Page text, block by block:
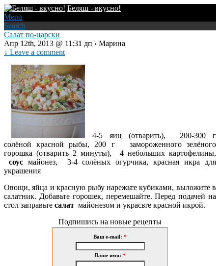
Беляш - вкусно!
Menu
Search
Салат по-царски
Апр 12th, 2013 @ 11:31 дп › Марина
↓ Leave a comment
4-5 яиц (отварить), 200-300 г
солёной красной рыбы, 200 г замороженного зелёного
горошка (отварить 2 минуты), 4 небольших картофелины,
соусмайонез, 3-4 солёных огурчика, красная икра для
украшения
Овощи, яйца и красную рыбу нарежьтекубиками, выложите в
салатник. Добавьте горошек, перемешайте. Перед подачей на
стол заправьте салат майонезом и украсьте красной икрой.
Подпишись на новые рецепты
Ваш e-mail: *
Ваше имя: *